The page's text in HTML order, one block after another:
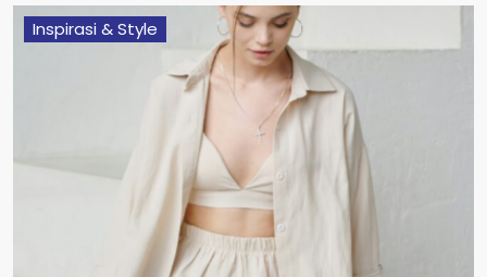
Inspirasi & Style